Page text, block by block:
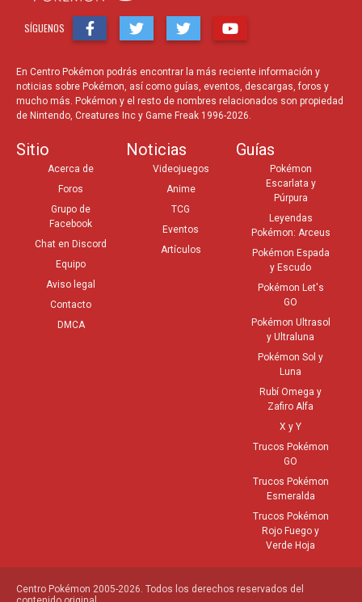
SÍGUENOS
En Centro Pokémon podrás encontrar la más reciente información y
noticias sobre Pokémon, así como guías, eventos, descargas, foros y
mucho más. Pokémon y el resto de nombres relacionados son propiedad
de Nintendo, Creatures Inc y Game Freak 1996-2026.
Sitio
Acerca de
Foros
Grupo de
Facebook
Chat en Discord
Equipo
Aviso legal
Contacto
DMCA
Noticias
Videojuegos
Anime
TCG
Eventos
Artículos
Guías
Pokémon
Escarlata y
Púrpura
Leyendas
Pokémon: Arceus
Pokémon Espada
y Escudo
Pokémon Let's
GO
Pokémon Ultrasol
y Ultraluna
Pokémon Sol y
Luna
Rubí Omega y
Zafiro Alfa
X y Y
Trucos Pokémon
GO
Trucos Pokémon
Esmeralda
Trucos Pokémon
Rojo Fuego y
Verde Hoja
Centro Pokémon 2005-2026. Todos los derechos reservados del